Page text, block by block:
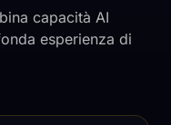
capacità AI
esperienza di